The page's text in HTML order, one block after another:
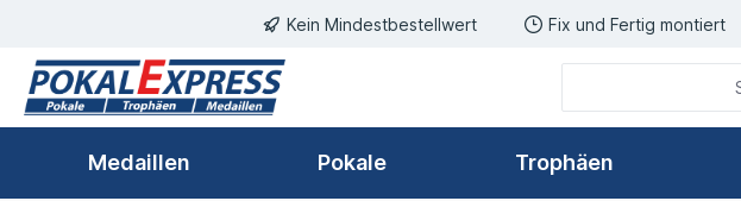
Zur Hauptnavigation springenKein Mindestbestellwert Fix und Fertig montiert
Medaillen Pokale Trophäen